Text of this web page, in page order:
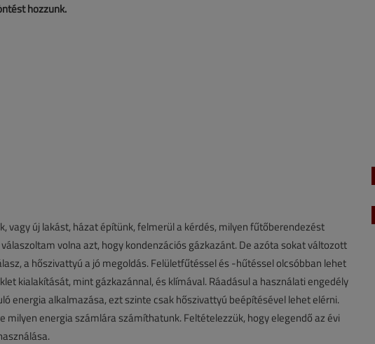
hozzunk.
vagy új lakást, házat építünk, felmerül a kérdés, milyen fűtőberendezést
volna azt, hogy kondenzációs gázkazánt. De azóta sokat változott
a hőszivattyú a jó megoldás. Felületfűtéssel és -hűtéssel olcsóbban lehet
kialakítását, mint gázkazánnal, és klímával. Ráadásul a használati engedély
energia alkalmazása, ezt szinte csak hőszivattyú beépítésével lehet elérni.
milyen energia számlára számíthatunk. Feltételezzük, hogy elegendő az évi